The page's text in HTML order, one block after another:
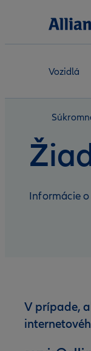
Vozidlá
Informácie
V prípade,